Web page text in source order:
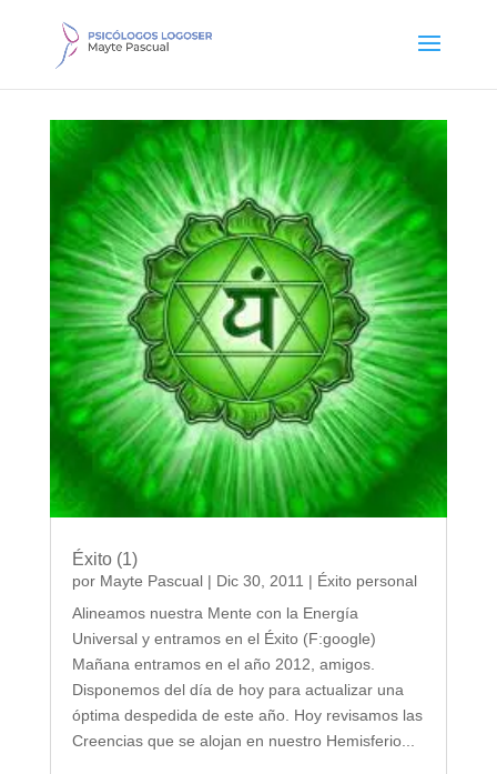
Éxito (1)
por Mayte Pascual| Dic 30, 2011 | Éxito personal
Alineamos nuestra Mente con la Energía
Universal y entramos en el Éxito (F:google)
Mañana entramos en el año 2012, amigos.
Disponemos del día de hoy para actualizar una
óptima despedida de este año. Hoy revisamos las
Creencias que se alojan en nuestro Hemisferio...